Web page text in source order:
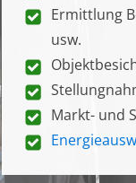
Ermittlung
usw.
Markt- und